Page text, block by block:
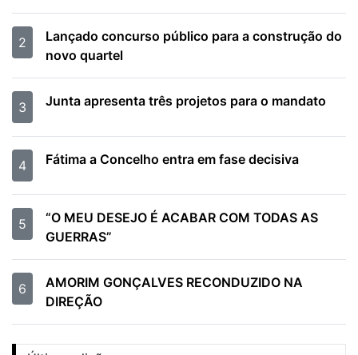
2
Lançado concurso público para a construção do
novo quartel
3 Junta apresenta três projetos para o mandato
4 Fátima a Concelho entra em fase decisiva
5
“O MEU DESEJO É ACABAR COM TODAS AS
GUERRAS”
6
AMORIM GONÇALVES RECONDUZIDO NA
DIREÇÃO